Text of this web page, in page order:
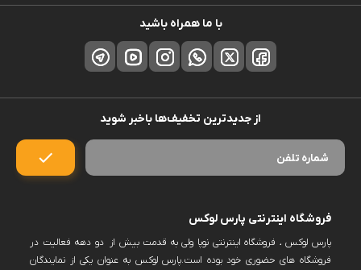
با ما همراه باشید
از جدیدترین تخفیف‌ها باخبر شوید
فروشگاه اینترنتی پارس لوکس
پارس لوکس ، فروشگاه اینترنتی نوپا ولی به قدمت بیش از دو دهه فعالیت در
فروشگاه های حضوری خود بوده است.پارس لوکس به عنوان یکی از نمایندگان